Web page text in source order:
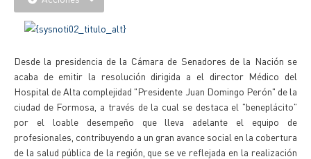
Desde la presidencia de la Cámara de Senadores de la Nación se
acaba de emitir la resolución dirigida a el director Médico del
Hospital de Alta complejidad "Presidente Juan Domingo Perón" de la
ciudad de Formosa, a través de la cual se destaca el "beneplácito"
por el loable desempeño que lleva adelante el equipo de
profesionales, contribuyendo a un gran avance social en la cobertura
de la salud pública de la región, que se ve reflejada en la realización